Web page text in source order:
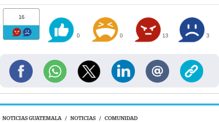
16
0 0 13 3
NOTICIAS GUATEMALA / NOTICIAS / COMUNIDAD